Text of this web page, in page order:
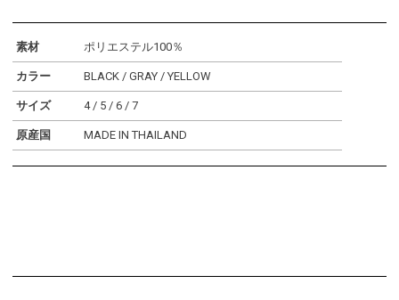
素材 ポリエステル100％
カラー BLACK / GRAY / YELLOW
サイズ 4 / 5 / 6 / 7
原産国 MADE IN THAILAND